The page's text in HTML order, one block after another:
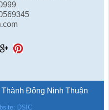
Đông Ninh Thuận
DSIC